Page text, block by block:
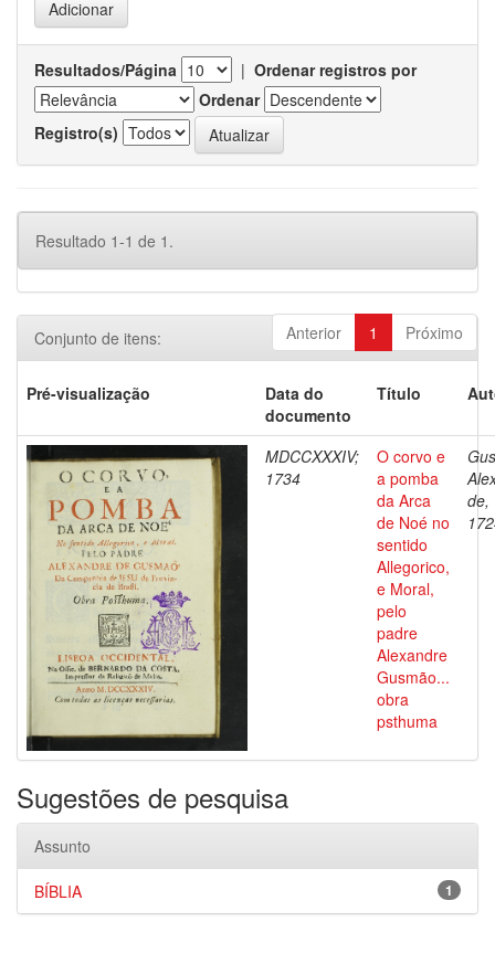
Resultados/Página | Ordenar registros por
Ordenar
Registro(s)
Resultado 1-1 de 1.
Anterior 1 Próximo
Conjunto de itens:
Pré-visualização
Data do
documento
Título
MDCCXXXIV;
1734
O corvo e
a pomba
da Arca
de Noé no
sentido
Allegorico,
e Moral,
pelo
padre
Alexandre
Gusmão...
obra
psthuma
de,
Sugestões de pesquisa
Assunto
1
BÍBLIA